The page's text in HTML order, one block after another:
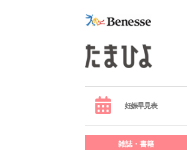
妊娠早見表
雑誌・書籍